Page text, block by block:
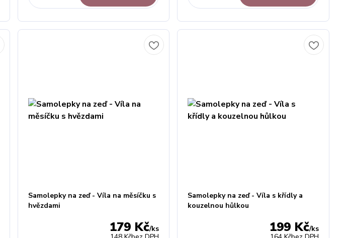
Samolepky na zeď - Víla na měsíčku s
hvězdami
179 Kč/ks
Samolepky na zeď - Víla s křídly a
kouzelnou hůlkou
199 Kč/ks